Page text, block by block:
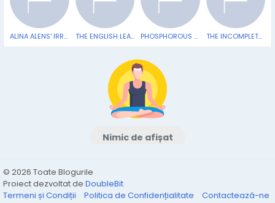
ALINA ALENS' IRREVERENT BLOG THE ENGLISH LEARNERS' BLOG PHOSPHOROUS HEADS Lit By Atma Anur THE INCOMPLETE FANTASY WE CALL LOVE
Nimic de afișat
© 2026 Toate Blogurile
Proiect dezvoltat de DoubleBit
Termeni și Condiții
Politica de Confidențialitate Contactează-ne